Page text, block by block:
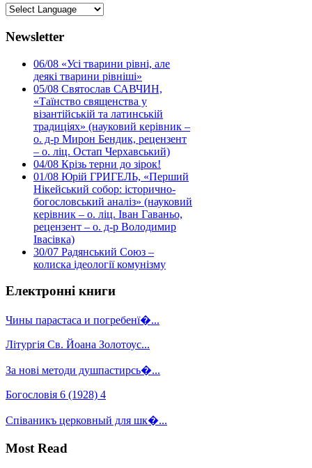
Newsletter
06/08 «Усі тварини рівні, але
деякі тварини рівніші»
05/08 Святослав САВЧИН,
«Таїнство священства у
візантійській та латинській
традиціях» (науковий керівник –
о. д-р Мирон Бендик, рецензент
– о. ліц. Остап Черхавський)
04/08 Крізь терни до зірок!
01/08 Юрій ГРИГЕЛЬ, «Перший
Нікейський собор: історично-
богословський аналіз» (науковий
керівник – о. ліц. Іван Гаваньо,
рецензент – о. д-р Володимир
Івасівка)
30/07 Радянський Союз –
колиска ідеології комунізму
Електронні книги
Чины парастаса и погребенї�...
Літургія Св. Йоана Золотоус...
За нові методи душпастирсь�...
Богословія 6 (1928) 4
Співаникъ церковный для шк�...
Most Read